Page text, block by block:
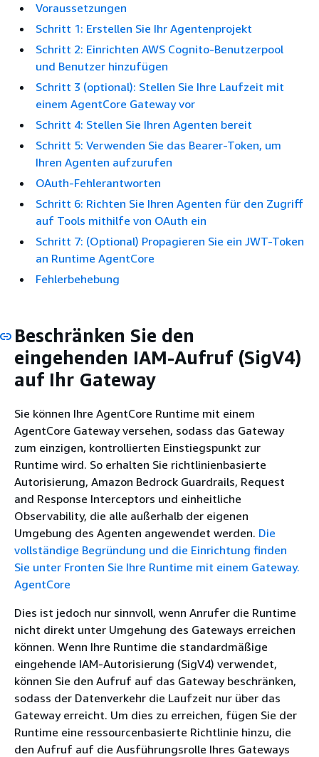
Voraussetzungen
Schritt 1: Erstellen Sie Ihr Agentenprojekt
Schritt 2: Einrichten AWS Cognito-Benutzerpool
und Benutzer hinzufügen
Schritt 3 (optional): Stellen Sie Ihre Laufzeit mit
einem AgentCore Gateway vor
Schritt 4: Stellen Sie Ihren Agenten bereit
Schritt 5: Verwenden Sie das Bearer-Token, um
Ihren Agenten aufzurufen
OAuth-Fehlerantworten
Schritt 6: Richten Sie Ihren Agenten für den Zugriff
auf Tools mithilfe von OAuth ein
Schritt 7: (Optional) Propagieren Sie ein JWT-Token
an Runtime AgentCore
Fehlerbehebung
Beschränken Sie den
eingehenden IAM-Aufruf (SigV4)
auf Ihr Gateway
Sie können Ihre AgentCore Runtime mit einem
AgentCore Gateway versehen, sodass das Gateway
zum einzigen, kontrollierten Einstiegspunkt zur
Runtime wird. So erhalten Sie richtlinienbasierte
Autorisierung, Amazon Bedrock Guardrails, Request
and Response Interceptors und einheitliche
Observability, die alle außerhalb der eigenen
Umgebung des Agenten angewendet werden. Die
vollständige Begründung und die Einrichtung finden
Sie unter Fronten Sie Ihre Runtime mit einem Gateway.
AgentCore
Dies ist jedoch nur sinnvoll, wenn Anrufer die Runtime
nicht direkt unter Umgehung des Gateways erreichen
können. Wenn Ihre Runtime die standardmäßige
eingehende IAM-Autorisierung (SigV4) verwendet,
können Sie den Aufruf auf das Gateway beschränken,
sodass der Datenverkehr die Laufzeit nur über das
Gateway erreicht. Um dies zu erreichen, fügen Sie der
Runtime eine ressourcenbasierte Richtlinie hinzu, die
den Aufruf auf die Ausführungsrolle Ihres Gateways